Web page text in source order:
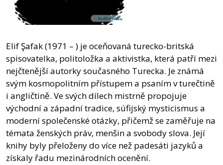
Elif Şafak (1971 – ) je oceňovaná turecko-britská
spisovatelka, politoložka a aktivistka, která patří mezi
nejčtenější autorky současného Turecka. Je známá
svým kosmopolitním přístupem a psaním v turečtině
i angličtině. Ve svých dílech mistrně propojuje
východní a západní tradice, súfijský mysticismus a
moderní společenské otázky, přičemž se zaměřuje na
témata ženských práv, menšin a svobody slova. Její
knihy byly přeloženy do více než padesáti jazyků a
získaly řadu mezinárodních ocenění.